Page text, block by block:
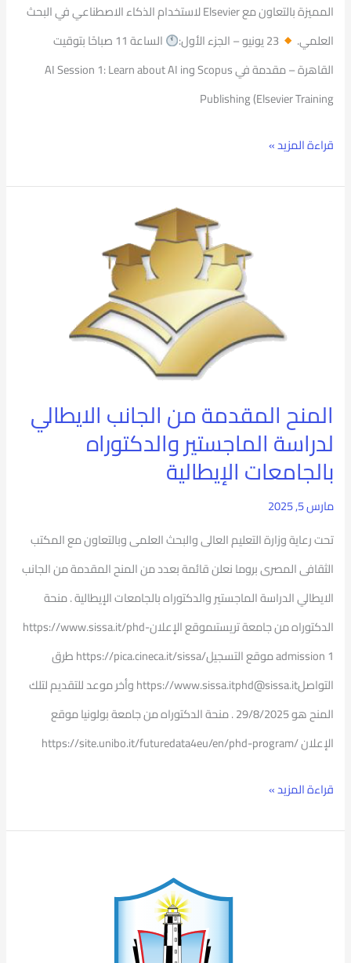
المميزة بالتعاون مع Elsevier لاستخدام الذكاء الاصطناعي في البحث
العلمي.
الساعة 11 صباحًا بتوقيت
القاهرة – مقدمة في Scopus وAI Session 1: Learn about AI in
Publishing (Elsevier Training
قراءة المزيد »
المنح المقدمة من الجانب الايطالي
لدراسة الماجستير والدكتوراه
بالجامعات الإيطالية
مارس 5, 2025
تحت رعاية وزارة التعليم العالى والبحث العلمى وبالتعاون مع المكتب
الثقافى المصرى بروما نعلن قائمة بعدد من المنح المقدمة من الجانب
الايطالي الدراسة الماجستير والدكتوراه بالجامعات الإيطالية . منحة
الدكتوراه من جامعة تريستىموقع الإعلانhttps://www.sissa.it/phd-
admission 1 موقع التسجيل/https://pica.cineca.it/sissa طرق
التواصلhttps://www.sissa.itphd@sissa.it وأخر موعد للتقديم لتلك
المنح هو 29/8/2025 . منحة الدكتوراه من جامعة بولونيا موقع
الإعلان /https://site.unibo.it/futuredata4eu/en/phd-program
والدكتوراه
بالجامعات
الإيطالية
قراءة المزيد »